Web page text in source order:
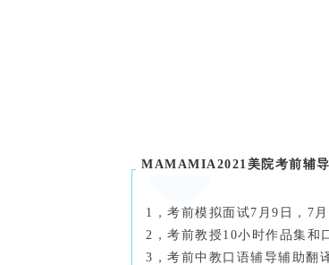
MAMAMIA2021美院考前辅导
1，考前模拟面试7月9日，7
2，考前教授10小时作品集和
3，考前中教口语辅导辅助翻